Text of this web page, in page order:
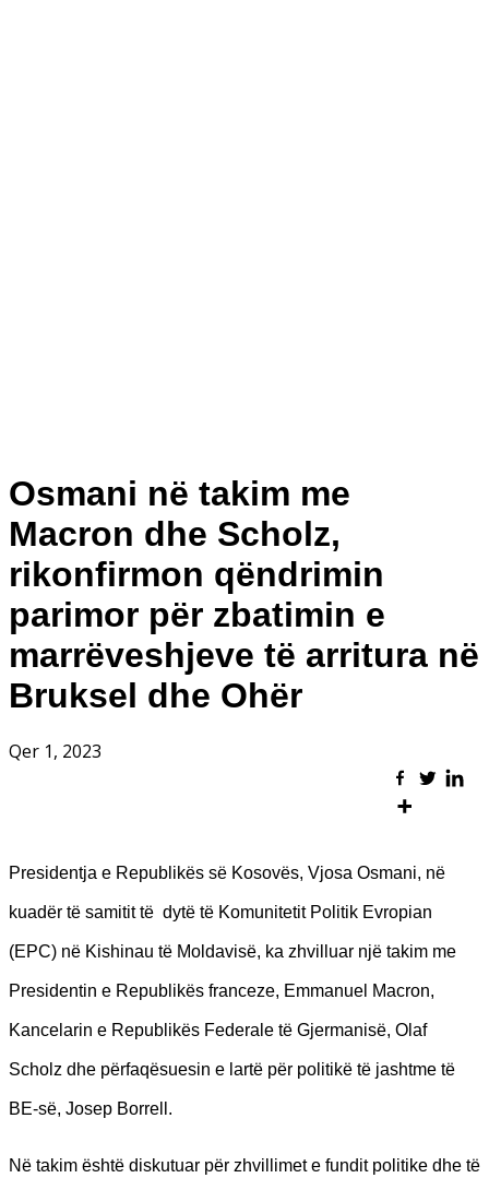
Osmani në takim me
Macron dhe Scholz,
rikonfirmon qëndrimin
parimor për zbatimin e
marrëveshjeve të arritura në
Bruksel dhe Ohër
Qer 1, 2023
Presidentja e Republikës së Kosovës, Vjosa Osmani, në
kuadër të samitit të dytë të Komunitetit Politik Evropian
(EPC) në Kishinau të Moldavisë, ka zhvilluar një takim me
Presidentin e Republikës franceze, Emmanuel Macron,
Kancelarin e Republikës Federale të Gjermanisë, Olaf
Scholz dhe përfaqësuesin e lartë për politikë të jashtme të
BE-së, Josep Borrell.
Në takim është diskutuar për zhvillimet e fundit politike dhe të